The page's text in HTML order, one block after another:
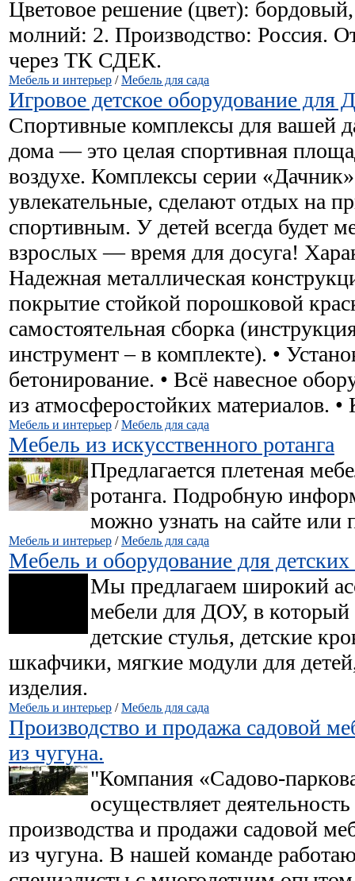
Цветовое решение (цвет):
молний: 2. Производство: Россия.
через ТК СДЕК.
Мебель и интерьер /Мебель для сада
Игровое детское оборудование для
Спортивные комплексы для вашей
дома — это целая спортивная
воздухе. Комплексы серии
увлекательные, сделают отдых на
спортивным. У детей всегда будет
взрослых — время для досуга!
Надежная металлическая
покрытие стойкой порошковой
самостоятельная сборка
инструмент – в комплекте). •
бетонирование. • Всё навесное
из атмосферостойких материалов. •
Мебель и интерьер /Мебель для сада
Мебель из искусственного ротанга
Предлагается плетеная
ротанга. Подробную
можно узнать на сайте или
Мебель и интерьер /Мебель для сада
Мебель и оборудование для
Мы предлагаем широкий
мебели для ДОУ, в который
детские стулья, детские
шкафчики, мягкие модули для
изделия.
Мебель и интерьер /Мебель для сада
Производство и продажа садовой
из чугуна.
"Компания «Садово-
осуществляет
производства и продажи садовой
из чугуна. В нашей команде